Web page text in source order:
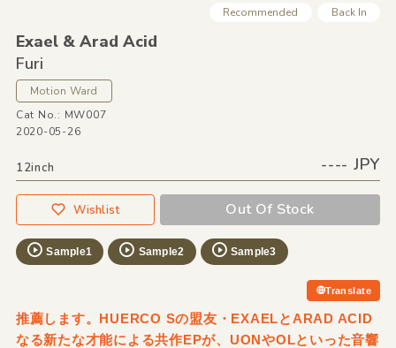
Recommended Back In
Exael &Arad Acid
Furi
Motion Ward
Cat No.: MW007
2020-05-26
12inch ---- JPY
Wishlist Out Of Stock
Sample1 Sample2 Sample3
Translate
推薦します。HUERCO Sの盟友・EXAELとARAD ACID
なる新たな才能による共作EPが、UONやOLといった音響